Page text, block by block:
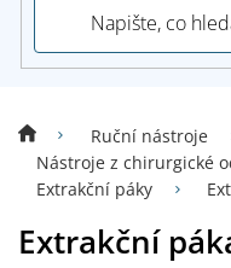
Ruční nástroje
Nástroje z chirurgické
Extrakční páky
Extrakční